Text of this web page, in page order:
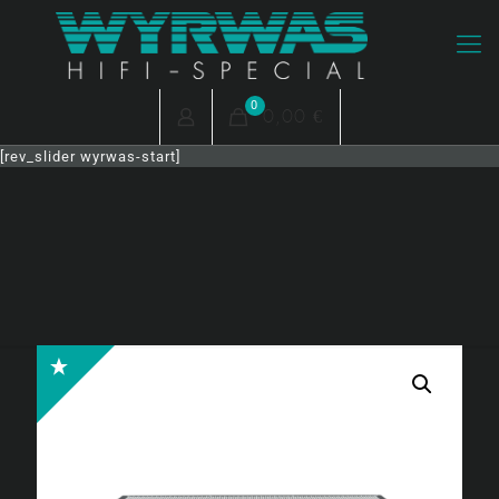
0 0,00 €
[rev_slider wyrwas-start]